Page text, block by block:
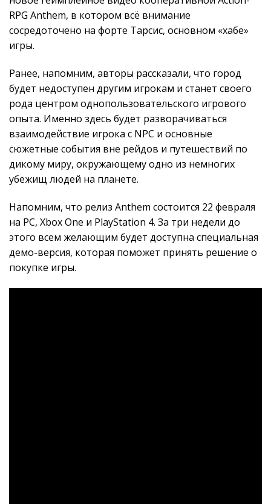
RPG Anthem, в котором всё внимание
сосредоточено на форте Тарсис, основном «хабе»
игры.
Ранее, напомним, авторы рассказали, что город
будет недоступен другим игрокам и станет своего
рода центром однопользовательского игрового
опыта. Именно здесь будет разворачиваться
взаимодействие игрока с NPC и основные
сюжетные события вне рейдов и путешествий по
дикому миру, окружающему одно из немногих
убежищ людей на планете.
Напомним, что релиз Anthem состоится 22 февраля
на PC, Xbox One и PlayStation 4. За три недели до
этого всем желающим будет доступна специальная
демо-версия, которая поможет принять решение о
покупке игры.